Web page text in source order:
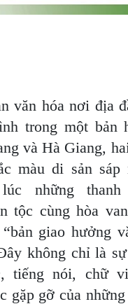
văn hóa nơi địa
trong một bản
và Hà Giang,
màu di sản sáp
những
tộc cùng hòa
giao hưởng
không chỉ là
tiếng nói, chữ
gặp gỡ của